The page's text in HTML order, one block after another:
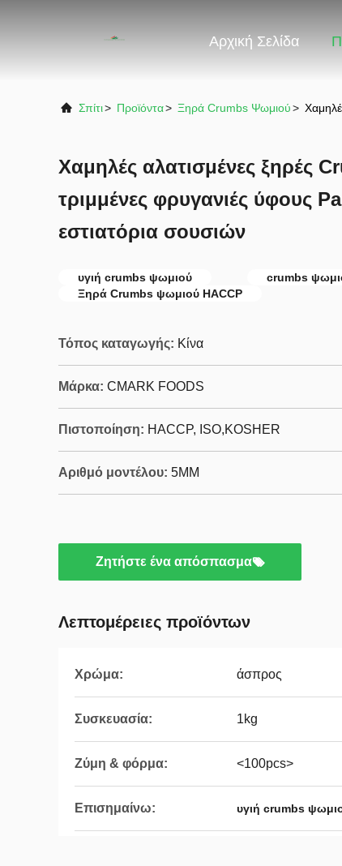
Αρχική Σελίδα
Σπίτι> Προϊόντα> Ξηρά Crumbs Ψωμιού>
Χαμηλές αλατισμένες ξηρές
τριμμένες φρυγανιές ύφους
εστιατόρια σουσιών
υγιή crumbs ψωμιού
crumbs
Ξηρά Crumbs ψωμιού HACCP
Τόπος καταγωγής: Κίνα
Μάρκα: CMARK FOODS
Πιστοποίηση: HACCP, ISO,KOSHER
Αριθμό μοντέλου: 5MM
Ζητήστε ένα απόσπασμα
Λεπτομέρειες προϊόντων
Χρώμα: άσπρος
Συσκευασία: 1kg
Ζύμη & φόρμα: <100pcs>
Επισημαίνω: υγιή crumbs